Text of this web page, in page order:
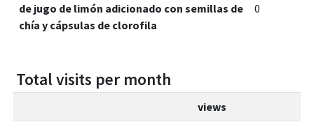
de jugo de limón adicionado con semillas de
chía y cápsulas de clorofila
0
Total visits per month
views